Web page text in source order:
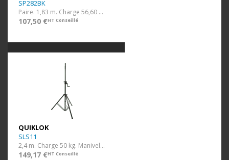
SP282BK
Paire. 1,83 m. Charge 56,60 kg. Système coussin d'air.
107,50 €HT Conseillé
QUIKLOK
SLS11
2,4 m. Charge 50 kg. Manivelle.
149,17 €HT Conseillé